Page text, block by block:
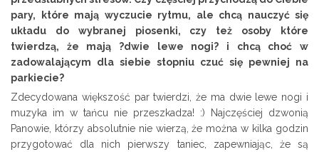
pary, które mają wyczucie rytmu, ale chcą nauczyć się
układu do wybranej piosenki, czy też osoby które
twierdzą, że mają ?dwie lewe nogi? i chcą choć w
zadowalającym dla siebie stopniu czuć się pewniej na
parkiecie?
Zdecydowana większość par twierdzi, że ma dwie lewe nogi i
muzyka im w tańcu nie przeszkadza! :) Najczęściej dzwonią
Panowie, którzy absolutnie nie wierzą, że można w kilka godzin
przygotować dla nich pierwszy taniec, zapewniając, że są